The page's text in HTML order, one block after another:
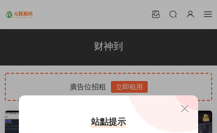
财神到
廣告位招租 立即租用
站點提示